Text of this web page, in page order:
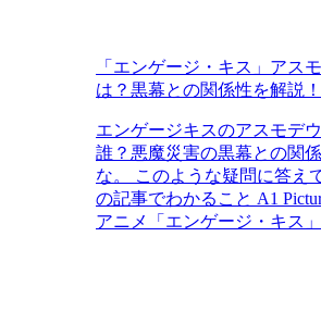
「エンゲージ・キス」アス
は？黒幕との関係性を解説！
エンゲージキスのアスモデ
誰？悪魔災害の黒幕との関
な。 このような疑問に答え
の記事でわかること A1
アニメ「エンゲージ・キス